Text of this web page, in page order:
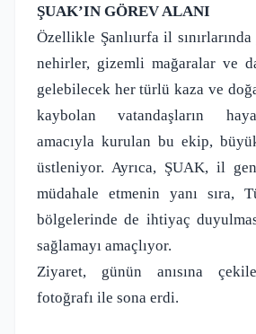
ŞUAK’IN GÖREV ALANI
Özellikle Şanlıurfa il
nehirler, gizemli mağaralar ve
gelebilecek her türlü kaza ve
kaybolan vatandaşların
amacıyla kurulan bu ekip,
üstleniyor. Ayrıca, ŞUAK, il
müdahale etmenin yanı sıra,
bölgelerinde de ihtiyaç
sağlamayı amaçlıyor.
Ziyaret, günün anısına
fotoğrafı ile sona erdi.